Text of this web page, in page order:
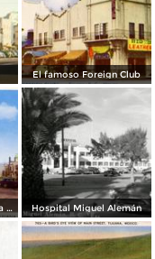
El famoso Foreign Club
Avenida Revolución, a la entrada Hospital Miguel Alemán